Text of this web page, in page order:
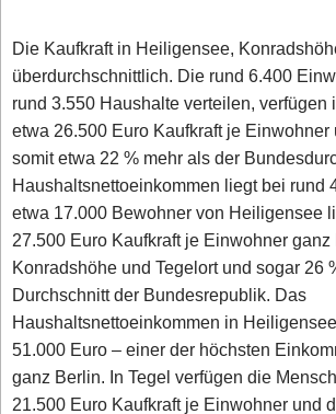
Die Kaufkraft in Heiligensee,
überdurchschnittlich. Die rund 6.400
rund 3.550 Haushalte verteilen, verfügen
etwa 26.500 Euro Kaufkraft je Einwohner
somit etwa 22 % mehr als der
Haushaltsnettoeinkommen liegt bei rund
etwa 17.000 Bewohner von Heiligensee
27.500 Euro Kaufkraft je Einwohner
Konradshöhe und Tegelort und sogar 26
Durchschnitt der Bundesrepublik. Das
Haushaltsnettoeinkommen in
51.000 Euro – einer der höchsten
ganz Berlin. In Tegel verfügen die
21.500 Euro Kaufkraft je Einwohner und